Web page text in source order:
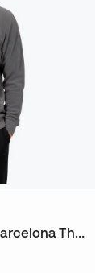
Majica dugih rukava FC Barcelona Therma-Fit Fanswear 2025-2026